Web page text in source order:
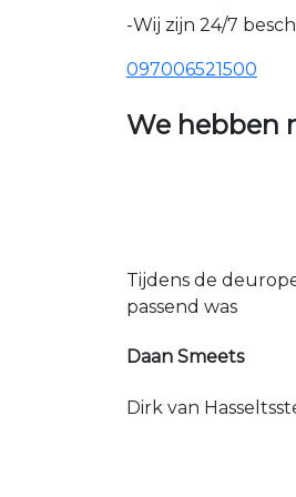
-Wij zijn 24/7
097006521500
We hebben
Tijdens de
passend was
Daan Smeets
Dirk van